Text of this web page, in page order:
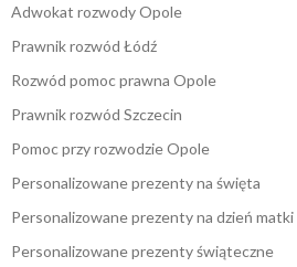
Adwokat rozwody Opole
Prawnik rozwód Łódź
Rozwód pomoc prawna Opole
Prawnik rozwód Szczecin
Pomoc przy rozwodzie Opole
Personalizowane prezenty na święta
Personalizowane prezenty na dzień matki
Personalizowane prezenty świąteczne